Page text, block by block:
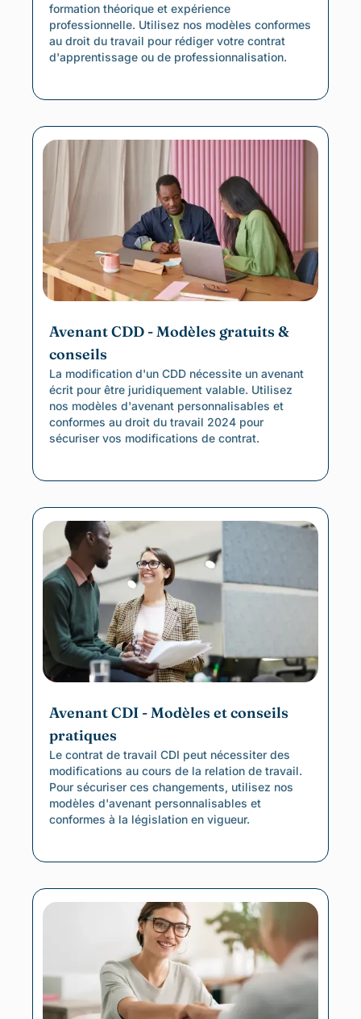
formation théorique et expérience
professionnelle. Utilisez nos modèles conformes
au droit du travail pour rédiger votre contrat
d'apprentissage ou de professionnalisation.
Avenant CDD - Modèles gratuits &
conseils
La modification d'un CDD nécessite un avenant
écrit pour être juridiquement valable. Utilisez
nos modèles d'avenant personnalisables et
conformes au droit du travail 2024 pour
sécuriser vos modifications de contrat.
Avenant CDI - Modèles et conseils
pratiques
Le contrat de travail CDI peut nécessiter des
modifications au cours de la relation de travail.
Pour sécuriser ces changements, utilisez nos
modèles d'avenant personnalisables et
conformes à la législation en vigueur.